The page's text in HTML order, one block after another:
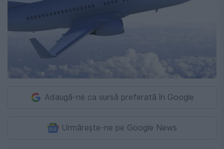
Adaugă-ne ca sursă preferată în Google
Urmărește-ne pe Google News